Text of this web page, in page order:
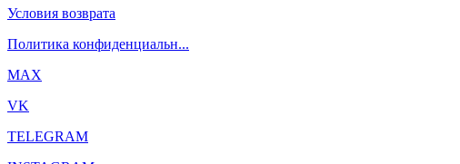
Условия возврата
Политика конфиденциальн...
MAX
VK
TELEGRAM